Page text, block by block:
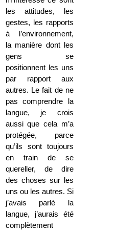
les attitudes, les
gestes, les rapports
à l’environnement,
la manière dont les
gens se
positionnent les uns
par rapport aux
autres. Le fait de ne
pas comprendre la
langue, je crois
aussi que cela m’a
protégée, parce
qu’ils sont toujours
en train de se
quereller, de dire
des choses sur les
uns ou les autres. Si
j’avais parlé la
langue, j’aurais été
complètement